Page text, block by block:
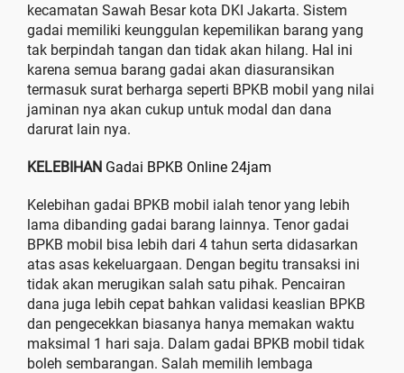
kecamatan Sawah Besar kota DKI Jakarta. Sistem
gadai memiliki keunggulan kepemilikan barang yang
tak berpindah tangan dan tidak akan hilang. Hal ini
karena semua barang gadai akan diasuransikan
termasuk surat berharga seperti BPKB mobil yang nilai
jaminan nya akan cukup untuk modal dan dana
darurat lain nya.
KELEBIHAN Gadai BPKB Online 24jam
Kelebihan gadai BPKB mobil ialah tenor yang lebih
lama dibanding gadai barang lainnya. Tenor gadai
BPKB mobil bisa lebih dari 4 tahun serta didasarkan
atas asas kekeluargaan. Dengan begitu transaksi ini
tidak akan merugikan salah satu pihak. Pencairan
dana juga lebih cepat bahkan validasi keaslian BPKB
dan pengecekkan biasanya hanya memakan waktu
maksimal 1 hari saja. Dalam gadai BPKB mobil tidak
boleh sembarangan. Salah memilih lembaga